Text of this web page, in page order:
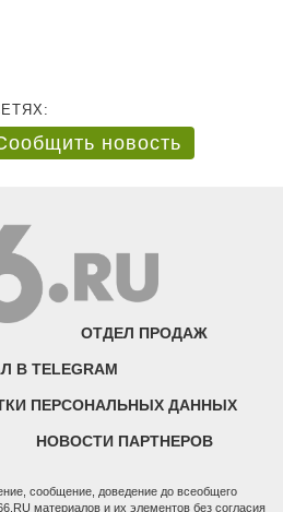
новость
ОТДЕЛ ПРОДАЖ
В TELEGRAM
ПЕРСОНАЛЬНЫХ ДАННЫХ
НОВОСТИ ПАРТНЕРОВ
сообщение, доведение до всеобщего
материалов и их элементов без согласия